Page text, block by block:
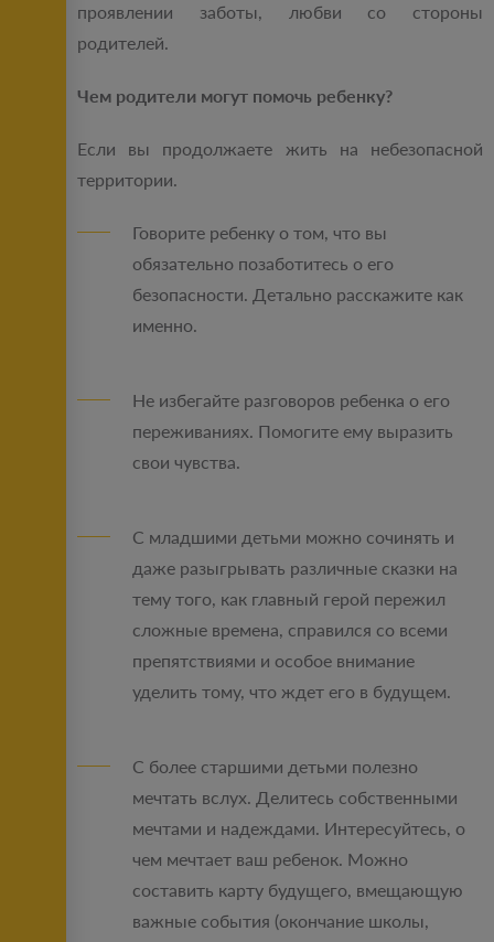
проявлении заботы, любви со стороны
родителей.
Чем родители могут помочь ребенку?
Если вы продолжаете жить на небезопасной
территории.
Говорите ребенку о том, что вы
обязательно позаботитесь о его
безопасности. Детально расскажите как
именно.
Не избегайте разговоров ребенка о его
переживаниях. Помогите ему выразить
свои чувства.
С младшими детьми можно сочинять и
даже разыгрывать различные сказки на
тему того, как главный герой пережил
сложные времена, справился со всеми
препятствиями и особое внимание
уделить тому, что ждет его в будущем.
С более старшими детьми полезно
мечтать вслух. Делитесь собственными
мечтами и надеждами. Интересуйтесь, о
чем мечтает ваш ребенок. Можно
составить карту будущего, вмещающую
важные события (окончание школы,